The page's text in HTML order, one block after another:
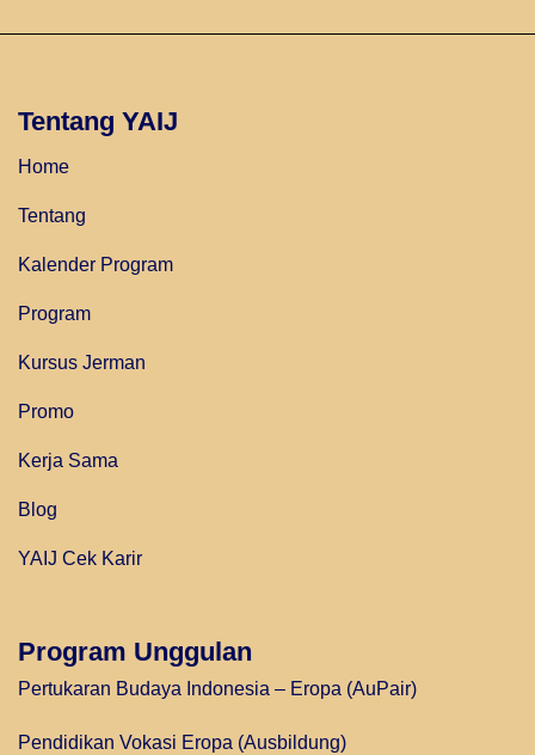
Tentang YAIJ
Home
Tentang
Kalender Program
Program
Kursus Jerman
Promo
Kerja Sama
Blog
YAIJ Cek Karir
Program Unggulan
Pertukaran Budaya Indonesia – Eropa (AuPair)
Pendidikan Vokasi Eropa (Ausbildung)